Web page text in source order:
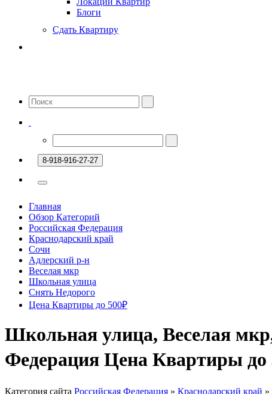
Блоги
Сдать Квартиру
8-918-916-27-27
Главная
Обзор Категорий
Российская Федерация
Краснодарский край
Сочи
Адлерский р-н
Веселая мкр
Школьная улица
Снять Недорого
Цена Квартиры до 500₽
Школьная улица, Веселая
Федерация Цена Квартиры до
Категория сайта Российская Федерация » Краснодарский край »